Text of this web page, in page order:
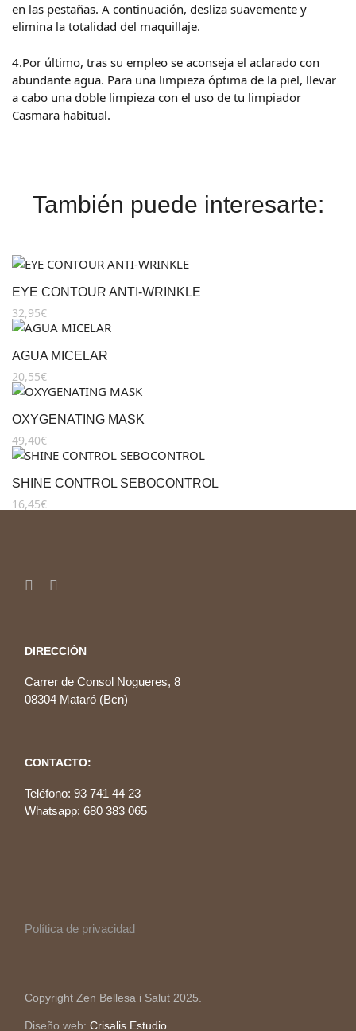
en las pestañas. A continuación, desliza suavemente y
elimina la totalidad del maquillaje.
4.Por último, tras su empleo se aconseja el aclarado con
abundante agua. Para una limpieza óptima de la piel, llevar
a cabo una doble limpieza con el uso de tu limpiador
Casmara habitual.
También puede interesarte:
EYE CONTOUR ANTI-WRINKLE
32,95€
AGUA MICELAR
20,55€
OXYGENATING MASK
49,40€
SHINE CONTROL SEBOCONTROL
16,45€
DIRECCIÓN
Carrer de Consol Nogueres, 8
08304 Mataró (Bcn)
CONTACTO:
Teléfono: 93 741 44 23
Whatsapp: 680 383 065
Política de privacidad
Copyright Zen Bellesa i Salut 2025.
Diseño web: Crisalis Estudio